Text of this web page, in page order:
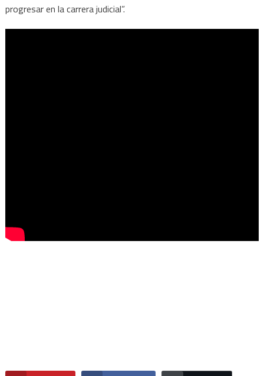
progresar en la carrera judicial”.